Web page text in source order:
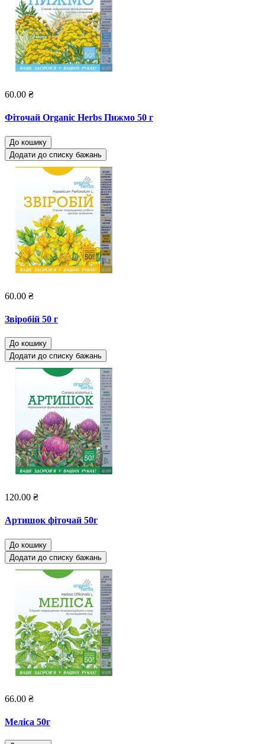
60.00 ₴
Фіточай Organic Herbs Пижмо 50 г
До кошику
Додати до списку бажань
60.00 ₴
Звіробій 50 г
До кошику
Додати до списку бажань
120.00 ₴
Артишок фіточай 50г
До кошику
Додати до списку бажань
66.00 ₴
Меліса 50г